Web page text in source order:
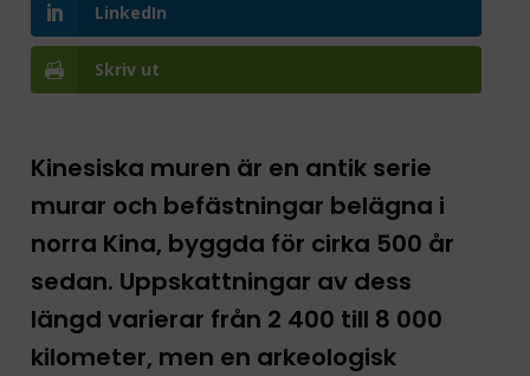
LinkedIn
Skriv ut
Kinesiska muren är en antik serie
murar och befästningar belägna i
norra Kina, byggda för cirka 500 år
sedan. Uppskattningar av dess
längd varierar från 2 400 till 8 000
kilometer, men en arkeologisk